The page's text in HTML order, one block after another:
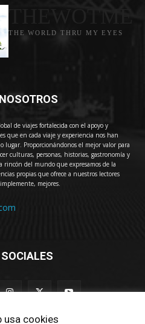
THE WORLD THRU MY EYES
de viajes fortalecida con el apoyo y
que en cada viaje y experiencia nos han
lugar. Proporcionándonos el mejor valor para
culturas, personas, historias, gastronomía y
rincón del mundo que expresamos de la
propias que ofrece a nuestros lectores
mejores.
SOCIALES
usa cookies